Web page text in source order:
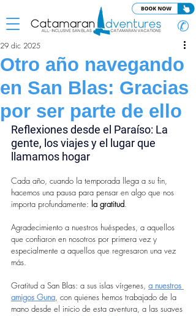
✆
Otro año navegando
en San Blas: Gracias
por ser parte de ello
29 dic 2025
Reflexiones desde el Paraíso: La
gente, los viajes y el lugar que
llamamos hogar
Cada año, cuando la temporada llega a su fin,
hacemos una pausa para pensar en algo que nos
importa profundamente: la gratitud.
Agradecimiento a nuestros huéspedes, a aquellos
que confiaron en nosotros por primera vez y
especialmente a aquellos que regresaron una vez
más.
Gratitud a San Blas: a sus islas vírgenes, a nuestros
amigos Guna, con quienes hemos trabajado de la
mano desde el inicio de esta aventura, a las suaves